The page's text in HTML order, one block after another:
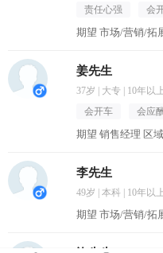
责任心强
会
姜先生
37岁 | 大专 | 10年以上
会开车
会应
期望 销售经理 区
李先生
49岁 | 本科 | 10年以上
期望 市场/营销/拓